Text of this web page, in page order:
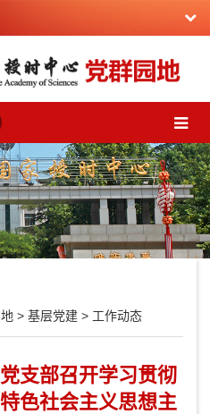
> 基层党建 > 工作动态
支部召开学习贯彻
色社会主义思想主